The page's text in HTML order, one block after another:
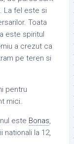
La fel este si
Toata
este spiritul
a crezut ca
pe teren si
pentru
mici.
este Bonas,
nationali la 12,